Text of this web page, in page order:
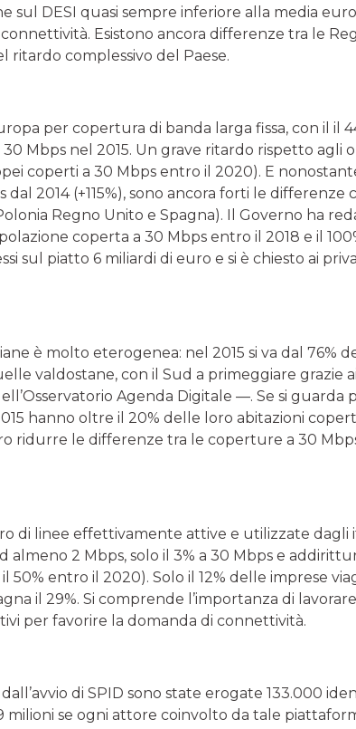
sul DESI quasi sempre inferiore alla media
Esistono ancora differenze tra le
ritardo complessivo del Paese.
per copertura di banda larga fissa, con il il
Mbps nel 2015. Un grave ritardo rispetto agli
coperti a 30 Mbps entro il 2020). E
2014 (+115%), sono ancora forti le differenze
Regno Unito e Spagna). Il Governo ha
coperta a 30 Mbps entro il 2018 e il
sul piatto 6 miliardi di euro e si è chiesto ai
è molto eterogenea: nel 2015 si va dal 76%
valdostane, con il Sud a primeggiare grazie
Agenda Digitale —. Se si guarda
hanno oltre il 20% delle loro abitazioni
ridurre le differenze tra le coperture a 30
di linee effettivamente attive e utilizzate dagli
almeno 2 Mbps, solo il 3% a 30 Mbps e
50% entro il 2020). Solo il 12% delle imprese
il 29%. Si comprende l’importanza di
per favorire la domanda di connettività.
dall’avvio di SPID sono state erogate 133.000
se ogni attore coinvolto da tale